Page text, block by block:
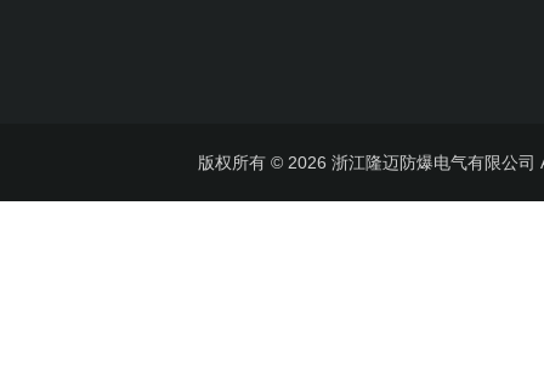
版权所有 © 2026 浙江隆迈防爆电气有限